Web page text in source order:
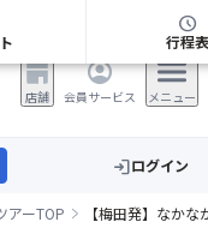
店舗 会員サービス メニュー
loginログイン
アーTOP 【梅田発】なか
schedule
行程表